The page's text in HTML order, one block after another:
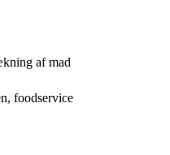
af mad
foodservice